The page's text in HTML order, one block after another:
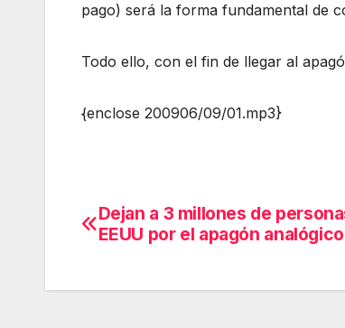
pago) será la forma fundamental de
Todo ello, con el fin de llegar al
{enclose 200906/09/01.mp3}
Navegación
entradas
Dejan a 3 millones de
EEUU por el apagón analógico